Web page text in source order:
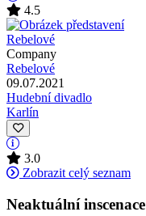
4.5
Company
Rebelové
09.07.2021
Hudební divadlo
Karlín
3.0
Zobrazit celý seznam
Neaktuální inscenace